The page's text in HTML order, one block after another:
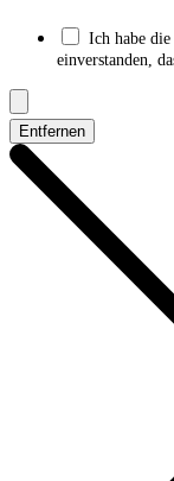
Ich habe
einverstanden,
Entfernen